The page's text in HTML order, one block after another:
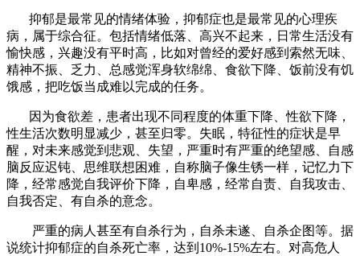
抑郁是最常见的情绪体验，抑郁症也是最常见的心理疾
病，属于综合征。包括情绪低落、高兴不起来，日常生活没有
愉快感，兴趣没有平时高，比如对曾经的爱好感到索然无味、
精神不振、乏力、总感觉浑身软绵绵、食欲下降、饭前没有饥
饿感，把吃饭当成难以完成的任务。
因为食欲差，患者出现不同程度的体重下降、性欲下降，
性生活次数明显减少，甚至归零。失眠，特征性的症状是早
醒，对未来感觉到悲观、失望，严重时有严重的绝望感、自感
脑反应迟钝、思维联想困难，自称脑子像生锈一样，记忆力下
降，经常感觉自我评价下降，自卑感，经常自责、自我攻击、
自我否定、有自杀的意念。
严重的病人甚至有自杀行为，自杀未遂、自杀企图等。据
说统计抑郁症的自杀死亡率，达到10%-15%左右。对高危人